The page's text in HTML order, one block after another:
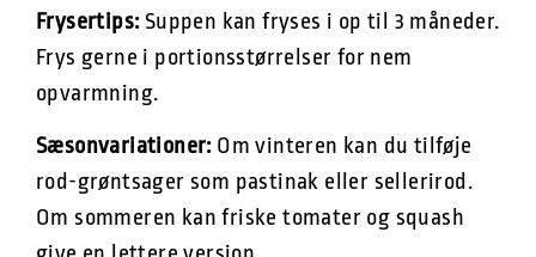
Frysertips:Suppen kan fryses i op til 3 måneder.
Frys gerne i portionsstørrelser for nem
opvarmning.
Sæsonvariationer:Om vinteren kan du tilføje
rod-grøntsager som pastinak eller sellerirod.
Om sommeren kan friske tomater og squash